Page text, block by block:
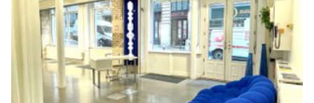
Creatieve ruimte
Dak
Evenementruimte
Foto / Filmstudio